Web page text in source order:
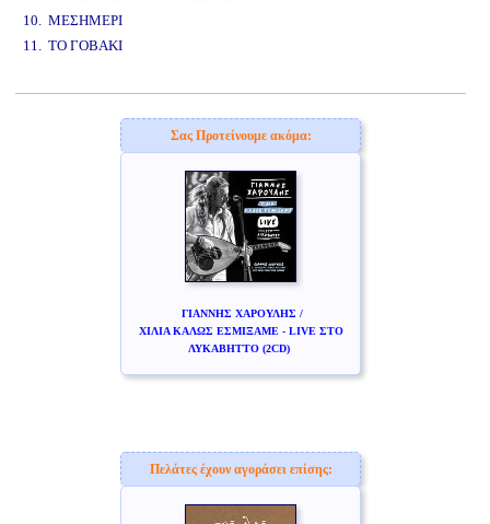
10. ΜΕΣΗΜΕΡΙ
11. ΤΟ ΓΟΒΑΚΙ
Σας Προτείνουμε ακόμα:
ΓΙΑΝΝΗΣ ΧΑΡΟΥΛΗΣ /
ΧΙΛΙΑ ΚΑΛΩΣ ΕΣΜΙΞΑΜΕ - LIVE ΣΤΟ
ΛΥΚΑΒΗΤΤΟ (2CD)
Πελάτες έχουν αγοράσει επίσης: